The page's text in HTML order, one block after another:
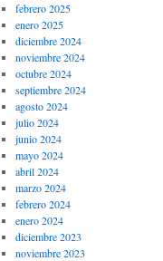
febrero 2025
enero 2025
diciembre 2024
noviembre 2024
octubre 2024
septiembre 2024
agosto 2024
julio 2024
junio 2024
mayo 2024
abril 2024
marzo 2024
febrero 2024
enero 2024
diciembre 2023
noviembre 2023